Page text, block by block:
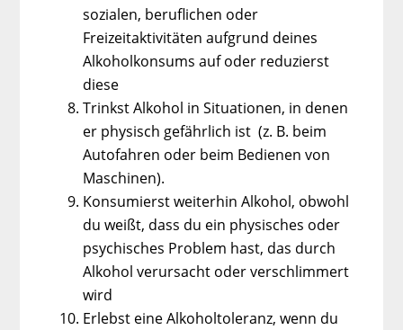
sozialen, beruflichen oder
Freizeitaktivitäten aufgrund deines
Alkoholkonsums auf oder reduzierst
diese
Trinkst Alkohol in Situationen, in denen
er physisch gefährlich ist (z. B. beim
Autofahren oder beim Bedienen von
Maschinen).
Konsumierst weiterhin Alkohol, obwohl
du weißt, dass du ein physisches oder
psychisches Problem hast, das durch
Alkohol verursacht oder verschlimmert
wird
Erlebst eine Alkoholtoleranz, wenn du